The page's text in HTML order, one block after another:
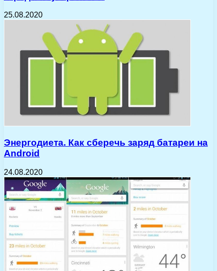
25.08.2020
Энергодиета. Как сберечь заряд батареи на
Android
24.08.2020